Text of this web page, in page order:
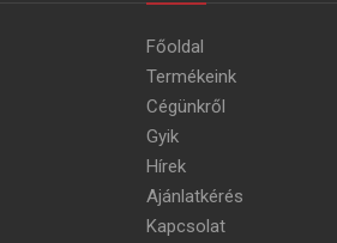
Főoldal
Termékeink
Cégünkről
Gyik
Hírek
Ajánlatkérés
Kapcsolat